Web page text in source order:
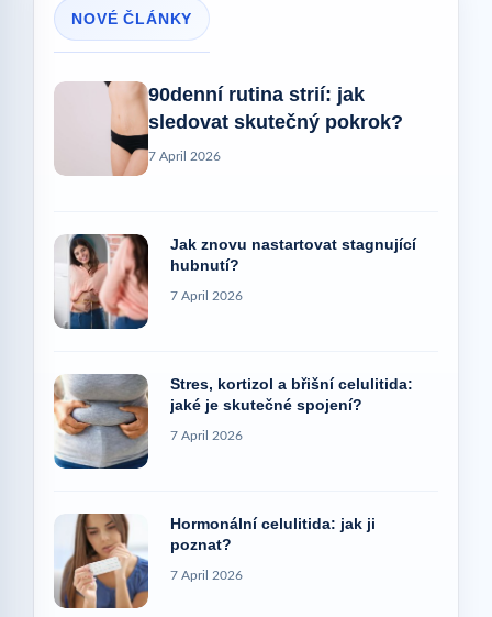
NOVÉ ČLÁNKY
90denní rutina strií: jak
sledovat skutečný pokrok?
7 April 2026
Jak znovu nastartovat stagnující
hubnutí?
7 April 2026
Stres, kortizol a břišní celulitida:
jaké je skutečné spojení?
7 April 2026
Hormonální celulitida: jak ji
poznat?
7 April 2026